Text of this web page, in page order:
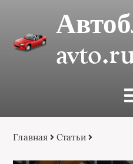
Главная Статьи